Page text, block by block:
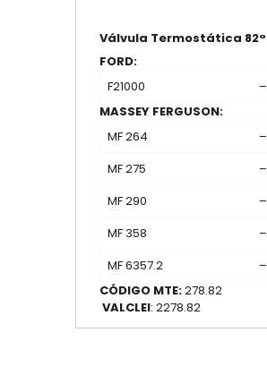
Válvula Termostática 82°
FORD:
F21000
–
MASSEY FERGUSON:
MF 264
–
MF 275
–
MF 290
–
MF 358
–
MF 6357.2
–
CÓDIGO MTE:278.82
VALCLEI: 2278.82